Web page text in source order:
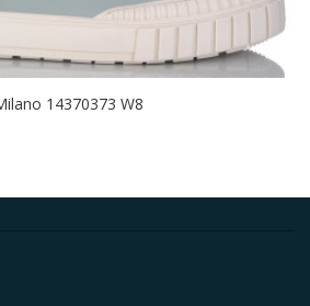
14370373 W8